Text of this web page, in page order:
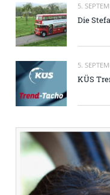
5.
Die
5.
KÜS